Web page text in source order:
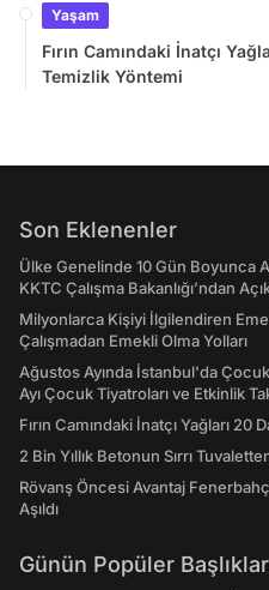
Yaşam
Fırın Camındaki İnatçı
Temizlik Yöntemi
Son Eklenenler
Ülke Genelinde 10 Gün Boyunca
KKTC Çalışma Bakanlığı’ndan
Milyonlarca Kişiyi İlgilendiren
Çalışmadan Emekli Olma Yolları
Ağustos Ayında İstanbul'da
Ayı Çocuk Tiyatroları ve Etkinlik
Fırın Camındaki İnatçı Yağları
2 Bin Yıllık Betonun Sırrı
Rövanş Öncesi Avantaj
Aşıldı
Günün Popüler